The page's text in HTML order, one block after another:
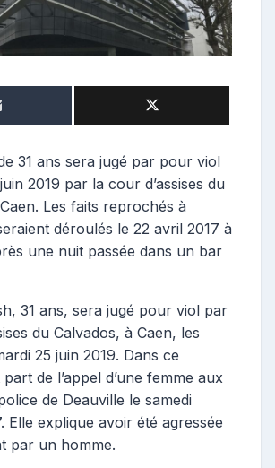
t
r
i
e
31 ans sera jugé par pour viol
2019 par la cour d’assises du
Les faits reprochés à
déroulés le 22 avril 2017 à
une nuit passée dans un bar
31 ans, sera jugé pour viol par
du Calvados, à Caen, les
25 juin 2019. Dans ce
de l’appel d’une femme aux
de Deauville le samedi
Elle explique avoir été agressée
par un homme.